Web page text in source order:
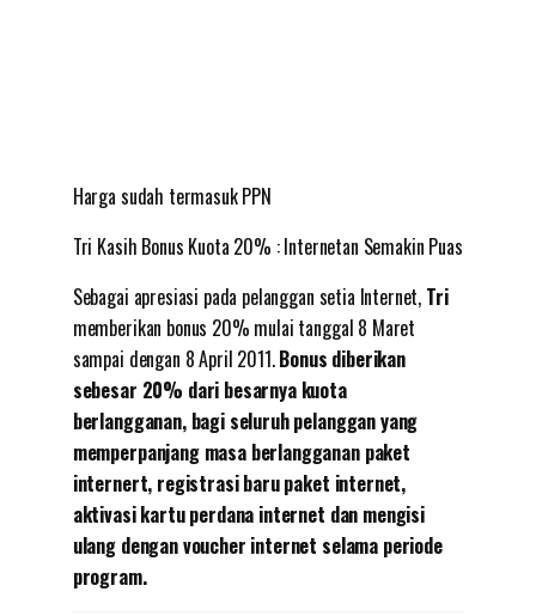
Harga sudah termasuk PPN
Tri Kasih Bonus Kuota 20% : Internetan Semakin Puas
Sebagai apresiasi pada pelanggan setia Internet, Tri
memberikan bonus 20% mulai tanggal 8 Maret
sampai dengan 8 April 2011.Bonus diberikan
sebesar 20% dari besarnya kuota
berlangganan, bagi seluruh pelanggan yang
memperpanjang masa berlangganan paket
internert, registrasi baru paket internet,
aktivasi kartu perdana internet dan mengisi
ulang dengan voucher internet selama periode
program.